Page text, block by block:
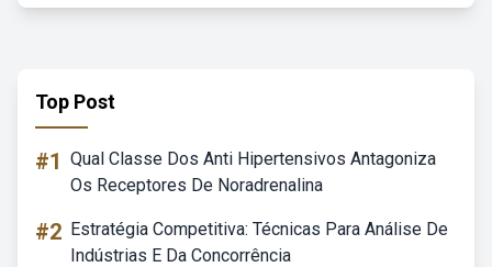
Top Post
#1 Qual Classe Dos Anti Hipertensivos Antagoniza
Os Receptores De Noradrenalina
#2 Estratégia Competitiva: Técnicas Para Análise De
Indústrias E Da Concorrência